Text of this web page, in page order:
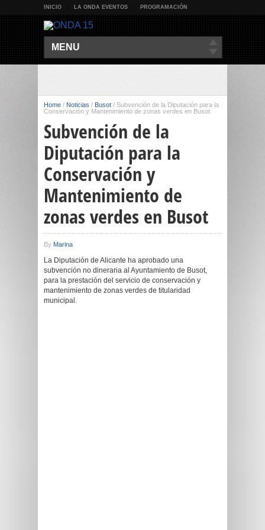
INICIO LA ONDA EVENTOS PROGRAMACIÓN
MENU
Home / Noticias / Busot / Subvención de la Diputación para la
Conservación y Mantenimiento de zonas verdes en Busot
Subvención de la
Diputación para la
Conservación y
Mantenimiento de
zonas verdes en Busot
By Marina
La Diputación de Alicante ha aprobado una
subvención no dineraria al Ayuntamiento de Busot,
para la prestación del servicio de conservación y
mantenimiento de zonas verdes de titularidad
municipal.